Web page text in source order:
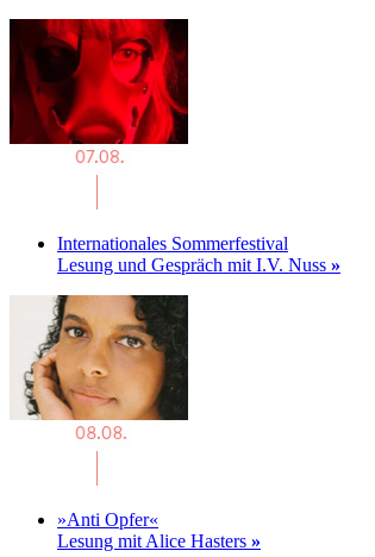
Internationales Sommerfestival
Lesung und Gespräch mit I.V. Nuss »
»Anti Opfer«
Lesung mit Alice Hasters »